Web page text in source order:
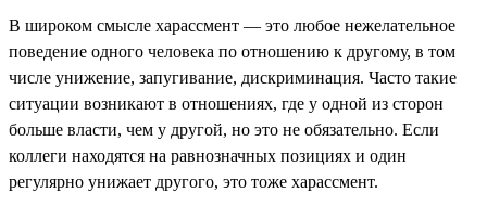
В широком смысле харассмент — это любое нежелательное
поведение одного человека по отношению к другому, в том
числе унижение, запугивание, дискриминация. Часто такие
ситуации возникают в отношениях, где у одной из сторон
больше власти, чем у другой, но это не обязательно. Если
коллеги находятся на равнозначных позициях и один
регулярно унижает другого, это тоже харассмент.